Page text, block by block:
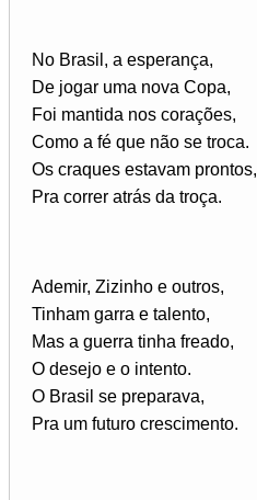
No Brasil, a esperança,
De jogar uma nova Copa,
Foi mantida nos corações,
Como a fé que não se troca.
Os craques estavam prontos,
Pra correr atrás da troça.
Ademir, Zizinho e outros,
Tinham garra e talento,
Mas a guerra tinha freado,
O desejo e o intento.
O Brasil se preparava,
Pra um futuro crescimento.